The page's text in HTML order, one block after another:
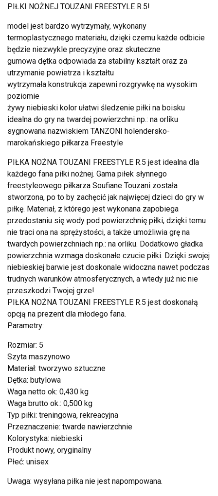
PIŁKI NOŻNEJ TOUZANI FREESTYLE R.5!
model jest bardzo wytrzymały, wykonany
termoplastycznego materiału, dzięki czemu każde odbicie
będzie niezwykle precyzyjne oraz skuteczne
gumowa dętka odpowiada za stabilny kształt oraz za
utrzymanie powietrza i kształtu
wytrzymała konstrukcja zapewni rozgrywkę na wysokim
poziomie
żywy niebieski kolor ułatwi śledzenie piłki na boisku
idealna do gry na twardej powierzchni np.: na orliku
sygnowana nazwiskiem TANZONI holendersko-
marokańskiego piłkarza Freestyle
PIŁKA NOŻNA TOUZANI FREESTYLE R.5 jest idealna dla
każdego fana piłki nożnej. Gama piłek słynnego
freestyleowego piłkarza Soufiane Touzani została
stworzona, po to by zachęcić jak najwięcej dzieci do gry w
piłkę. Materiał, z którego jest wykonana zapobiega
przedostaniu się wody pod powierzchnię piłki, dzięki temu
nie traci ona na sprężystości, a także umożliwia grę na
twardych powierzchniach np.: na orliku. Dodatkowo gładka
powierzchnia wzmaga doskonałe czucie piłki. Dzięki swojej
niebieskiej barwie jest doskonale widoczna nawet podczas
trudnych warunków atmosferycznych, a wtedy już nic nie
przeszkodzi Twojej grze!
PIŁKA NOŻNA TOUZANI FREESTYLE R.5 jest doskonałą
opcją na prezent dla młodego fana.
Parametry:
Rozmiar: 5
Szyta maszynowo
Materiał: tworzywo sztuczne
Dętka: butylowa
Waga netto ok: 0,430 kg
Waga brutto ok.: 0,500 kg
Typ piłki: treningowa, rekreacyjna
Przeznaczenie: twarde nawierzchnie
Kolorystyka: niebieski
Produkt nowy, oryginalny
Płeć: unisex
Uwaga: wysyłana piłka nie jest napompowana.